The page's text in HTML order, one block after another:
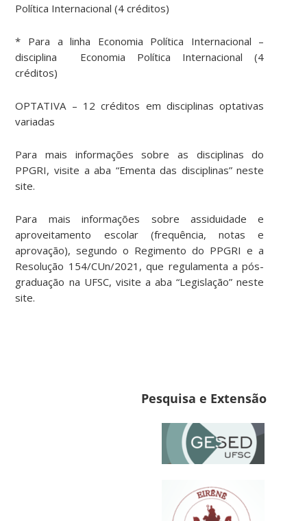
Política Internacional (4 créditos)
* Para a linha Economia Política Internacional –
disciplina Economia Política Internacional (4
créditos)
OPTATIVA – 12 créditos em disciplinas optativas
variadas
Para mais informações sobre as disciplinas do
PPGRI, visite a aba “Ementa das disciplinas” neste
site.
Para mais informações sobre assiduidade e
aproveitamento escolar (frequência, notas e
aprovação), segundo o Regimento do PPGRI e a
Resolução 154/CUn/2021, que regulamenta a pós-
graduação na UFSC, visite a aba “Legislação” neste
site.
Pesquisa e Extensão